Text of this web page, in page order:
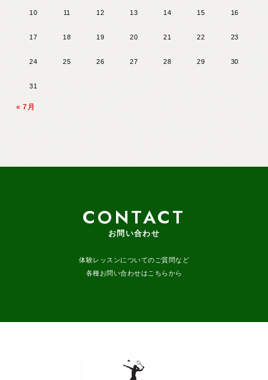
10 11 12 13 14 15 16
17 18 19 20 21 22 23
24 25 26 27 28 29 30
31
« 7月
CONTACT
お問い合わせ
体験レッスンについてのご質問など
各種お問い合わせはこちらから